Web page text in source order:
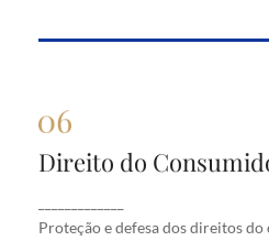
Direito do
Proteção e defesa dos direitos
Direito do
situações de abusos,